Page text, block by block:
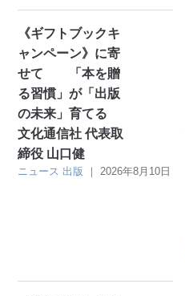
《ギフトブックキ
ャンペーン》に寄
せて 「本を贈
る習慣」が「出版
の未来」育てる
文化通信社 代表取
締役 山口健
ニュース 出版 ｜ 2026年8月10日